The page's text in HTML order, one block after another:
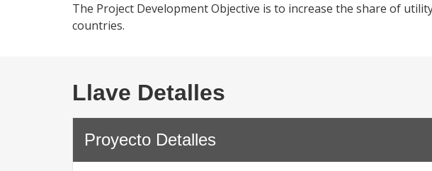
The Project Development Objective is to increase the share of
countries.
Llave Detalles
Proyecto Detalles